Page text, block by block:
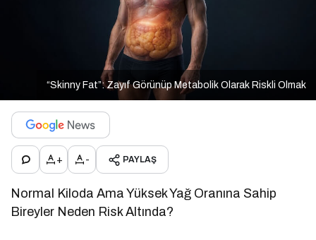
“Skinny Fat”: Zayıf Görünüp Metabolik Olarak Riskli Olmak
+ - PAYLAŞ
Normal Kiloda Ama Yüksek Yağ Oranına Sahip
Bireyler Neden Risk Altında?